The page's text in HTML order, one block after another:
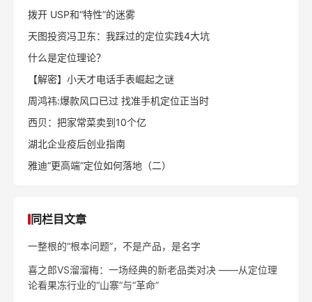
拨开 USP和“特性”的迷雾
天图投资冯卫东：我踩过的定位实践4大坑
什么是定位理论？
【解密】小天才电话手表崛起之谜
周鸿祎:爆款风口已过 找准手机定位正当时
西贝：把家常菜卖到10个亿
湖北企业疫后创业指南
雅迪“更高端”定位如何落地（二）
同栏目文章
一整根的“根本问题”，不是产品，是名字
喜之郎VS溜溜梅：一场经典的新老品类对决 ——从定位理
论看果冻行业的“山寨”与“革命”